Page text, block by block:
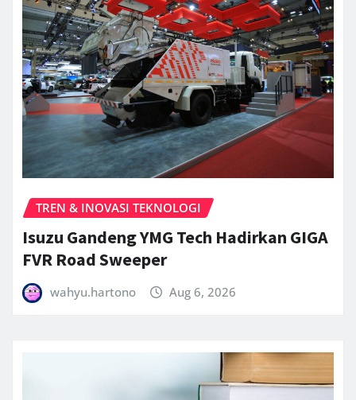
TREN & INOVASI TEKNOLOGI
Isuzu Gandeng YMG Tech Hadirkan GIGA
FVR Road Sweeper
wahyu.hartono Aug 6, 2026